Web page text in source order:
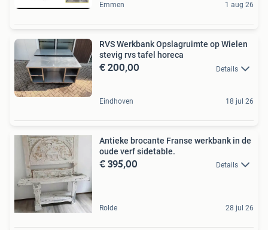
Emmen 1 aug 26
RVS Werkbank Opslagruimte op Wielen
stevig rvs tafel horeca
€ 200,00 Details
Eindhoven 18 jul 26
Antieke brocante Franse werkbank in de
oude verf sidetable.
€ 395,00 Details
Rolde 28 jul 26